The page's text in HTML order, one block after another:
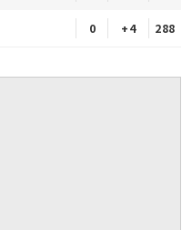
0 +4 288